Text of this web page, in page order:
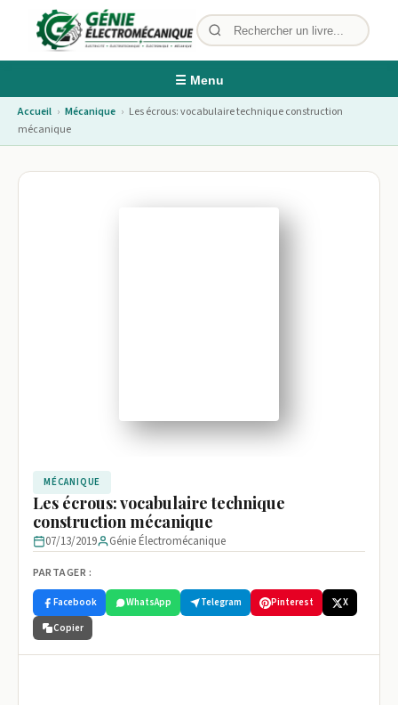
☰ Menu
Accueil › Mécanique › Les écrous: vocabulaire technique construction
mécanique
MÉCANIQUE
Les écrous: vocabulaire technique
construction mécanique
07/13/2019 Génie Électromécanique
PARTAGER :
Facebook WhatsApp Telegram Pinterest
X
Copier